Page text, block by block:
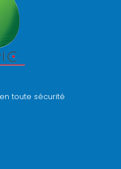
toute sécurité